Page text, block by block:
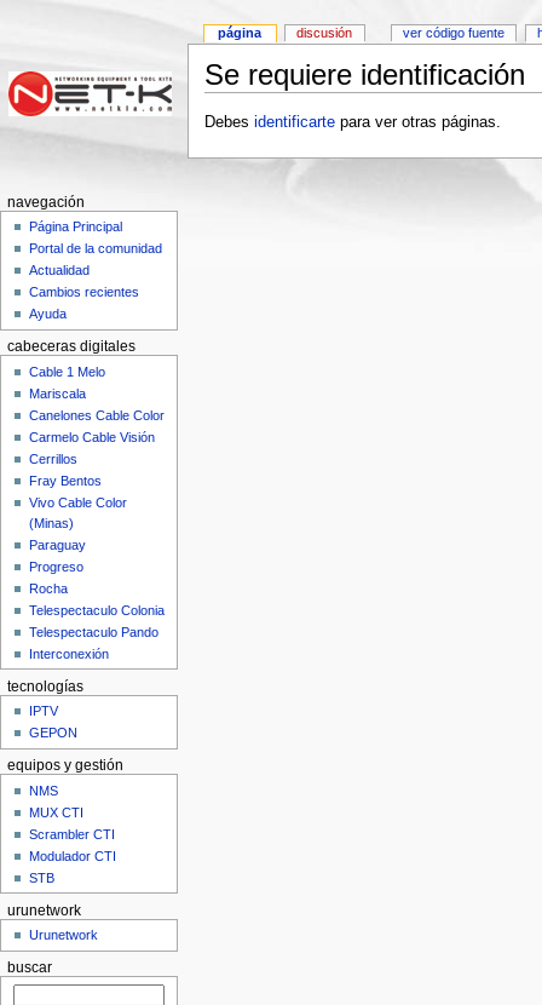
Se requiere identificación
Debes identificartepara ver otras páginas.
página discusión ver código fuente
navegación
Página Principal
Portal de la comunidad
Actualidad
Cambios recientes
Ayuda
cabeceras digitales
Cable 1 Melo
Mariscala
Canelones Cable Color
Carmelo Cable Visión
Cerrillos
Fray Bentos
Vivo Cable Color
(Minas)
Paraguay
Progreso
Rocha
Telespectaculo Colonia
Telespectaculo Pando
Interconexión
tecnologías
IPTV
GEPON
equipos y gestión
NMS
MUX CTI
Scrambler CTI
Modulador CTI
STB
urunetwork
Urunetwork
buscar